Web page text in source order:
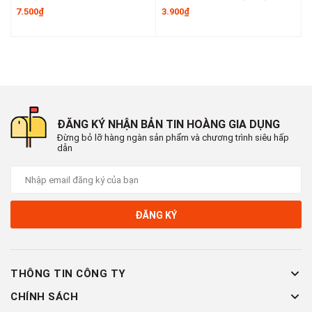
📞Hotline : 0902.960.976 (Zalo)
🕗 Thời gian làm việc : Sáng 8:00 - 12:00 & Chiều 13:30 -
Minh
🚛 Giao hàng toàn quốc
7.500₫ 3.900₫
ĐĂNG KÝ NHẬN BẢN TIN HOÀNG GIA DỤNG
Đừng bỏ lỡ hàng ngàn sản phẩm và chương trình siêu hấp
dẫn
ĐĂNG KÝ
THÔNG TIN CÔNG TY
CHÍNH SÁCH